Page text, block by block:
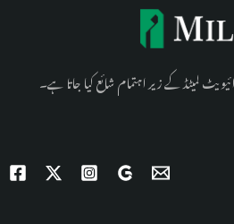
لمیٹڈ کے زیر اہتمام شائع کیا جاتا ہے۔